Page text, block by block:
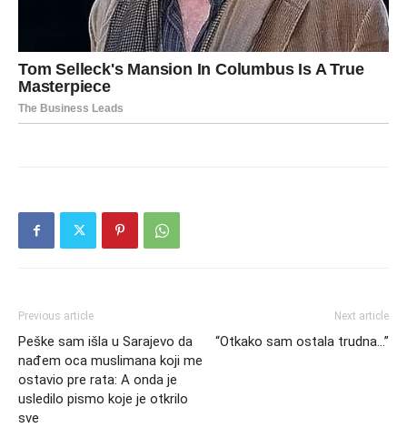
Previous article
Peške sam išla u Sarajevo da
nađem oca muslimana koji me
ostavio pre rata: A onda je
usledilo pismo koje je otkrilo
sve
Next article
“Otkako sam ostala trudna…”